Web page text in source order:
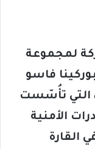
لمجموعة
فاسو
التي تأُسّست
الأمنية
القارة